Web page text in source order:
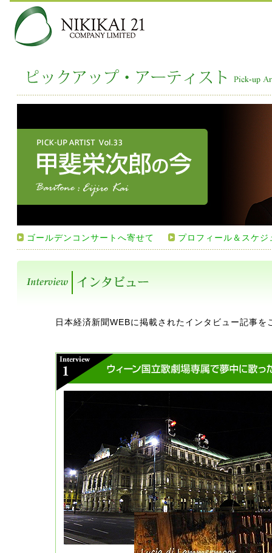
ゴールデンコンサートへ寄せて プロフィール＆スケジ
日本経済新聞WEBに掲載されたインタビュー記事を